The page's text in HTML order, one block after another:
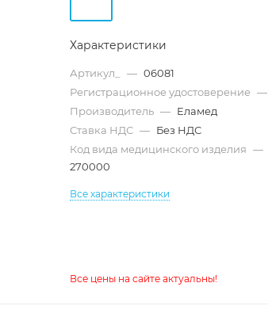
Характеристики
Артикул_ — 06081
Регистрационное удостоверение —
Производитель — Еламед
Ставка НДС — Без НДС
Код вида медицинского изделия —
270000
Все характеристики
Все цены на сайте актуальны!